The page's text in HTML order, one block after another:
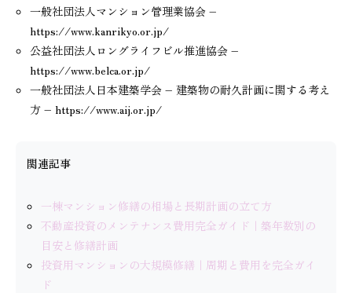
一般社団法人マンション管理業協会 –
https://www.kanrikyo.or.jp/
公益社団法人ロングライフビル推進協会 –
https://www.belca.or.jp/
一般社団法人日本建築学会 – 建築物の耐久計画に関する考え
方 – https://www.aij.or.jp/
関連記事
一棟マンション修繕の相場と長期計画の立て方
不動産投資のメンテナンス費用完全ガイド｜築年数別の
目安と修繕計画
投資用マンションの大規模修繕｜周期と費用を完全ガイ
ド